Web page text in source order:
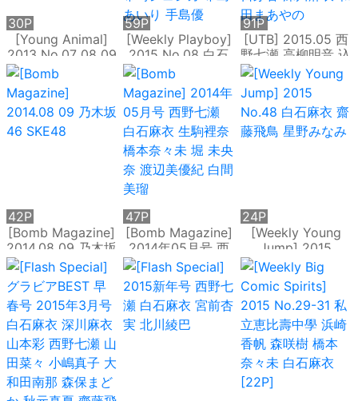
[Young Animal]
2013 No.07 08 09
白石麻衣 筱崎愛 紗
绫 古川いおり
30P
[Weekly Playboy]
2015 No.08 白石
麻衣 十枝梨菜 川口
春奈 山地まり 葉加
瀬マイ 栗原紗英 葉
月あや 希崎ジェシ
カ 希島あいり 手島
優
59P
[UTB] 2015.05 西
野七瀬 高柳明音 込
山榛香 伊藤萬理華
鞘師裡保 鈴木愛理
岡井千聖 + 别冊付
録 白石麻衣 中元日
芽香 深川麻衣 和田
91P
[Bomb Magazine]
2014.08 09 乃木坂
46 SKE48
42P
[Bomb Magazine]
2014年05月号 西
野七瀬 白石麻衣 生
駒裡奈 橋本奈々未
堀 未央奈 渡辺美優
紀 白間美瑠
47P
[Weekly Young
Jump] 2015
No.48 白石麻衣 齋
藤飛鳥 星野みなみ
24P